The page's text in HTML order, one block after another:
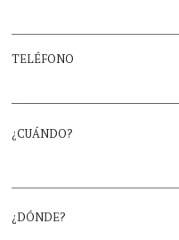
TELÉFONO
¿CUÁNDO?
¿DÓNDE?